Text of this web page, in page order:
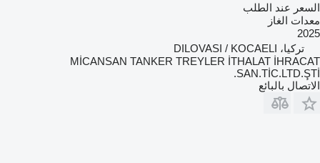
السعر عند الطلب
معدات الغاز
2025
تركيا، DILOVASI / KOCAELI
MİCANSAN TANKER TREYLER İTHALAT İHRACAT
SAN.TİC.LTD.ŞTİ.
الاتصال بالبائع